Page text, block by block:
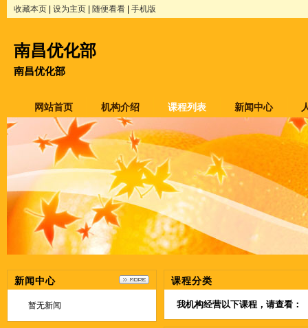
收藏本页 设为主页 随便看看 手机版
南昌优化部
南昌优化部
网站首页 机构介绍 课程列表 新闻中心
新闻中心
暂无新闻
课程分类
我机构经营以下课程，请查看：